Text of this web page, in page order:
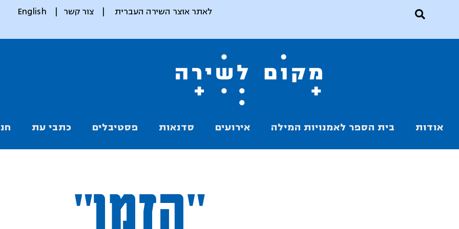
לאתר אוצר השירה העברית| צור קשר |
English
אודות בית הספר לאמנויות המילה אירועים סדנאות פסטיבלים כתבי עת
"הזמן"